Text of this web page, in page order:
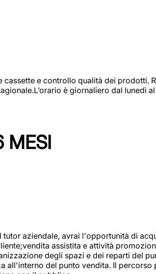
e controllo qualità dei prodotti.
è giornaliero dal lunedì
MESI
aziendale, avrai l'opportunità di
assistita e attività
degli spazi e dei reparti del
del punto vendita. Il